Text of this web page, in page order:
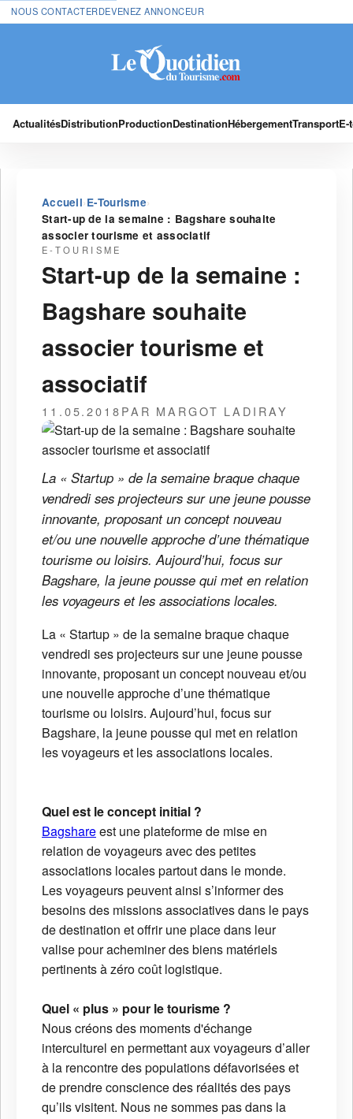
NOUS CONTACTERDEVENEZ ANNONCEUR
ActualitésDistributionProductionDestinationHébergementTransport
Accueil›E-Tourisme›
Start-up de la semaine : Bagshare souhaite
associer tourisme et associatif
E-TOURISME
Start-up de la semaine :
Bagshare souhaite
associer tourisme et
associatif
11.05.2018PAR MARGOT LADIRAY
La « Startup » de la semaine braque chaque
vendredi ses projecteurs sur une jeune pousse
innovante, proposant un concept nouveau
et/ou une nouvelle approche d’une thématique
tourisme ou loisirs. Aujourd’hui, focus sur
Bagshare, la jeune pousse qui met en relation
les voyageurs et les associations locales.
La « Startup » de la semaine braque chaque
vendredi ses projecteurs sur une jeune pousse
innovante, proposant un concept nouveau et/ou
une nouvelle approche d’une thématique
tourisme ou loisirs. Aujourd’hui, focus sur
Bagshare, la jeune pousse qui met en relation
les voyageurs et les associations locales.
Quel est le concept initial ?
Bagshareest une plateforme de mise en
relation de voyageurs avec des petites
associations locales partout dans le monde.
Les voyageurs peuvent ainsi s’informer des
besoins des missions associatives dans le pays
de destination et offrir une place dans leur
valise pour acheminer des biens matériels
pertinents à zéro coût logistique.
Quel « plus » pour le tourisme ?
Nous créons des moments d'échange
interculturel en permettant aux voyageurs d’aller
à la rencontre des populations défavorisées et
de prendre conscience des réalités des pays
qu’ils visitent. Nous ne sommes pas dans la